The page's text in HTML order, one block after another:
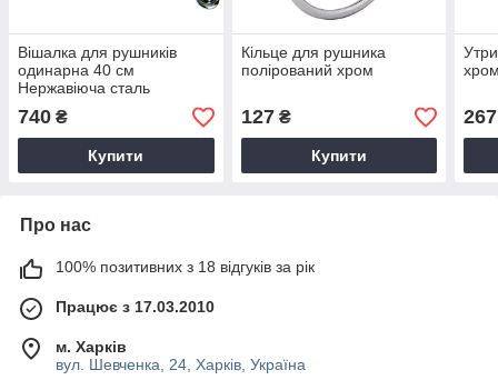
Вішалка для рушників
одинарна 40 см
Нержавіюча сталь
740 ₴
Купити
Кільце для рушника
полірований хром
127₴
Купити
267
Про нас
100% позитивних з 18 відгуків за рік
Працює з 17.03.2010
м. Харків
вул. Шевченка, 24, Харків, Україна